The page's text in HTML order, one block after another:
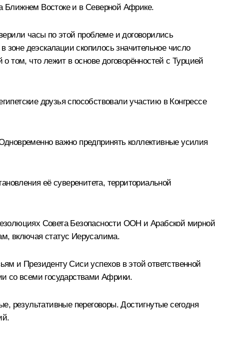
Ближнем Востоке и в Северной Африке.
часы по этой проблеме и договорились
деэскалации скопилось значительное число
том, что лежит в основе договорённостей с Турцией
друзья способствовали участию в Конгрессе
важно предпринять коллективные усилия
её суверенитета, территориальной
Совета Безопасности ООН и Арабской мирной
включая статус Иерусалима.
и Президенту Сиси успехов в этой ответственной
со всеми государствами Африки.
результативные переговоры. Достигнутые сегодня